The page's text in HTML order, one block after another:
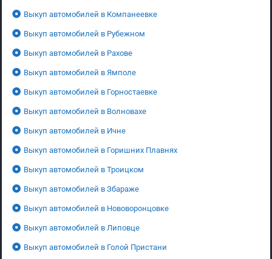
Выкуп автомобилей в Компанеевке
Выкуп автомобилей в Рубежном
Выкуп автомобилей в Рахове
Выкуп автомобилей в Ямполе
Выкуп автомобилей в Горностаевке
Выкуп автомобилей в Волновахе
Выкуп автомобилей в Ичне
Выкуп автомобилей в Горишних Плавнях
Выкуп автомобилей в Троицком
Выкуп автомобилей в Збараже
Выкуп автомобилей в Нововоронцовке
Выкуп автомобилей в Липовце
Выкуп автомобилей в Голой Пристани